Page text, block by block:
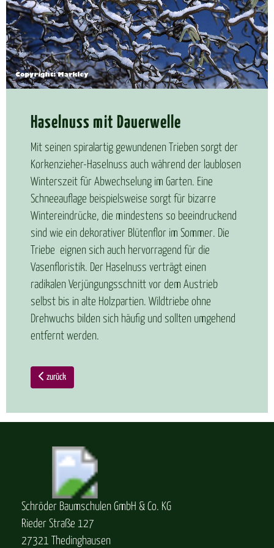
Ha­sel­nuss mit Dau­er­wel­le
Mit seinen spiralartig gewundenen Trieben sorgt der
Korkenzieher-Haselnuss auch während der laublosen
Winterszeit für Abwechselung im Garten. Eine
Schneeauflage beispielsweise sorgt für bizarre
Wintereindrücke, die mindestens so beeindruckend
sind wie ein dekorativer Blütenflor im Sommer. Die
Triebe eignen sich auch hervorragend für die
Vasenfloristik. Der Haselnuss verträgt einen
radikalen Verjüngungsschnitt vor dem Austrieb
selbst bis in alte Holzpartien. Wildtriebe ohne
Drehwuchs bilden sich häufig und sollten umgehend
entfernt werden.
zurück
Schröder Baumschulen GmbH & Co. KG
Rieder Straße 127
27321 Thedinghausen